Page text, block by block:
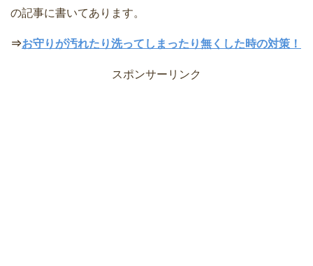
の記事に書いてあります。
⇒お守りが汚れたり洗ってしまったり無くした時の対策！
スポンサーリンク